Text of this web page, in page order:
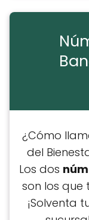
¿Cómo
del
Los dos
son los que
¡Solventa